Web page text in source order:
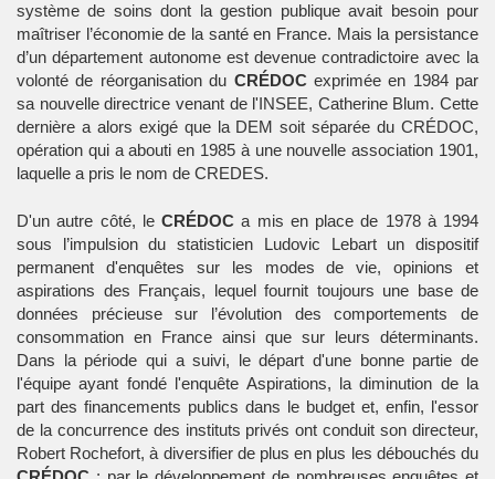
système de soins dont la gestion publique avait besoin pour
maîtriser l’économie de la santé en France. Mais la persistance
d’un département autonome est devenue contradictoire avec la
volonté de réorganisation du CRÉDOCexprimée en 1984 par
sa nouvelle directrice venant de l'INSEE, Catherine Blum. Cette
dernière a alors exigé que la DEM soit séparée du CRÉDOC,
opération qui a abouti en 1985 à une nouvelle association 1901,
laquelle a pris le nom de CREDES.
D'un autre côté, le CRÉDOC a mis en place de 1978 à 1994
sous l’impulsion du statisticien Ludovic Lebart un dispositif
permanent d'enquêtes sur les modes de vie, opinions et
aspirations des Français, lequel fournit toujours une base de
données précieuse sur l’évolution des comportements de
consommation en France ainsi que sur leurs déterminants.
Dans la période qui a suivi, le départ d'une bonne partie de
l'équipe ayant fondé l'enquête Aspirations, la diminution de la
part des financements publics dans le budget et, enfin, l'essor
de la concurrence des instituts privés ont conduit son directeur,
Robert Rochefort, à diversifier de plus en plus les débouchés du